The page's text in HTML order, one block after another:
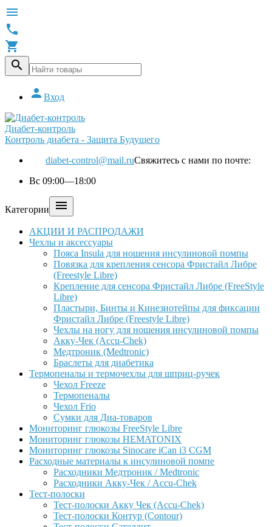




 Вход
Диабет-контроль
Контроль диабета - Защита Будущего
diabet-control@mail.ruСвяжитесь с нами по почте:
Вс 09:00—18:00
Категории 
АКЦИИ И РАСПРОДАЖИ
Чехлы и аксессуары
Пояса Insula для ношения инсулиновой помпы
Повязка для крепления сенсора Фристайл Либре
(Freestyle Libre)
Крепление для сенсора Фристайл Либре (FreeStyle
Libre)
Пластыри, Бинты и Кинезиотейпы для фиксации
Фристайл Либре (Freestyle Libre)
Чехлы на ногу для ношения инсулиновой помпы
Акку-Чек (Accu-Chek)
Медтроник (Medtronic)
Браслеты для диабетика
Термопеналы и термочехлы для шприц-ручек
Чехол Freeze
Термопеналы
Чехол Frio
Сумки для Диа-товаров
Мониторинг глюкозы FreeStyle Libre
Мониторинг глюкозы HEMATONIX
Мониторинг глюкозы Sinocare iCan i3 CGM
Расходные материалы к инсулиновой помпе
Расходники Медтроник / Medtronic
Расходники Акку-Чек / Accu-Chek
Тест-полоски
Тест-полоски Акку Чек (Accu-Chek)
Тест-полоски Контур (Contour)